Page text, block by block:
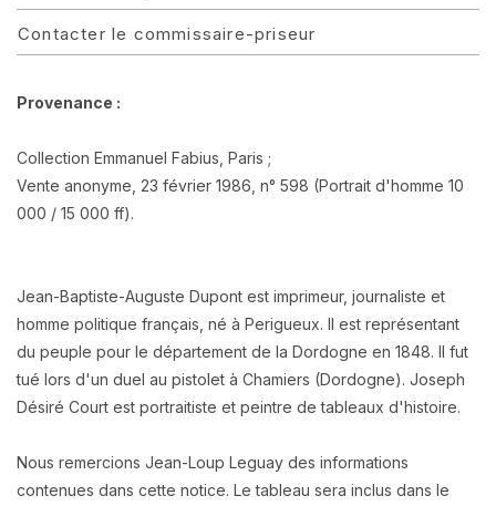
Contacter le commissaire-priseur
Provenance :
Collection Emmanuel Fabius, Paris ;
Vente anonyme, 23 février 1986, n° 598 (Portrait d'homme 10
000 / 15 000 ff).
Jean-Baptiste-Auguste Dupont est imprimeur, journaliste et
homme politique français, né à Perigueux. Il est représentant
du peuple pour le département de la Dordogne en 1848. Il fut
tué lors d'un duel au pistolet à Chamiers (Dordogne). Joseph
Désiré Court est portraitiste et peintre de tableaux d'histoire.
Nous remercions Jean-Loup Leguay des informations
contenues dans cette notice. Le tableau sera inclus dans le